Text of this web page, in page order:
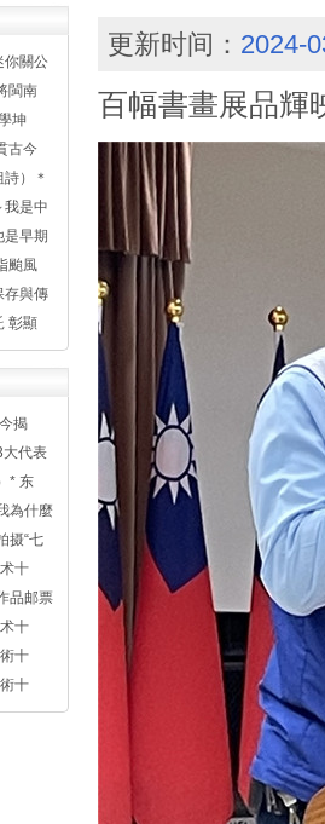
你關公
閩南
坤
古今
）＊
我是中
是早期
颱風
存與傳
彰顯
揭
大代表
* 东
為什麼
摄“七
十
品邮票
十
十
十
更新时间： 2024-
百幅書畫展品輝